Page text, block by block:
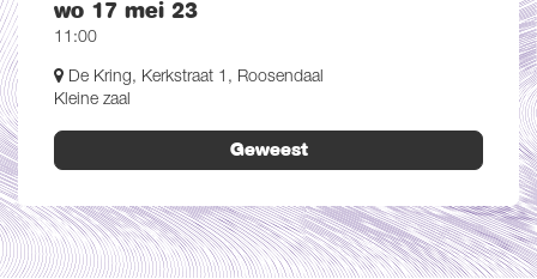
wo 17 mei 23
11:00
De Kring, Kerkstraat 1, Roosendaal
Kleine zaal
Geweest